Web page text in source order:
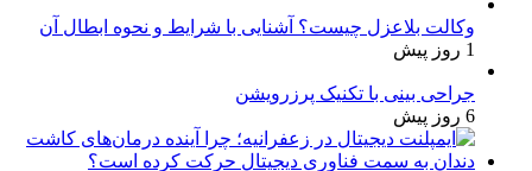
وکالت بلاعزل چیست؟ آشنایی با شرایط و نحوه ابطال آن
1 روز پیش
جراحی بینی با تکنیک پرزرویشن
6 روز پیش